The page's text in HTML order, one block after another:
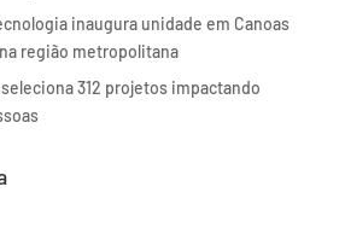
inaugura unidade em Canoas
região metropolitana
312 projetos impactando